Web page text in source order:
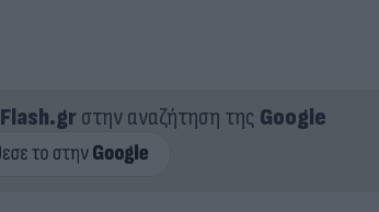
Flash.grστην αναζήτηση της Google